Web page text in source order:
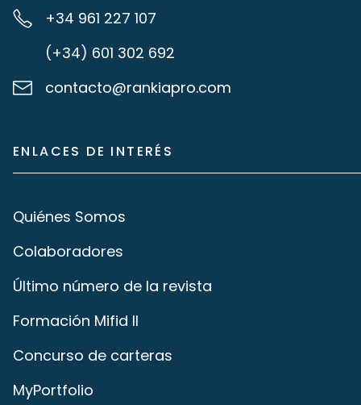
+34 961 227 107
(+34) 601 302 692
contacto@rankiapro.com
ENLACES DE INTERÉS
Quiénes Somos
Colaboradores
Último número de la revista
Formación Mifid II
Concurso de carteras
MyPortfolio